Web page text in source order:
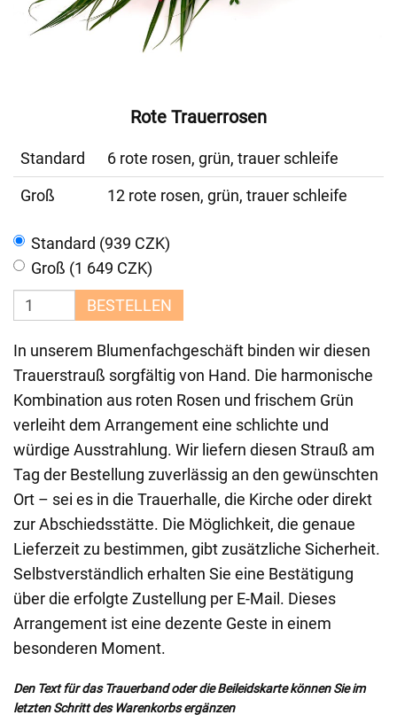
Rote Trauerrosen
Standard
6 rote rosen, grün, trauer schleife
Groß
12 rote rosen, grün, trauer schleife
Standard (939 CZK)
Groß (1 649 CZK)
BESTELLEN
In unserem Blumenfachgeschäft binden wir diesen
Trauerstrauß sorgfältig von Hand. Die harmonische
Kombination aus roten Rosen und frischem Grün
verleiht dem Arrangement eine schlichte und
würdige Ausstrahlung. Wir liefern diesen Strauß am
Tag der Bestellung zuverlässig an den gewünschten
Ort – sei es in die Trauerhalle, die Kirche oder direkt
zur Abschiedsstätte. Die Möglichkeit, die genaue
Lieferzeit zu bestimmen, gibt zusätzliche Sicherheit.
Selbstverständlich erhalten Sie eine Bestätigung
über die erfolgte Zustellung per E-Mail. Dieses
Arrangement ist eine dezente Geste in einem
besonderen Moment.
Den Text für das Trauerband oder die Beileidskarte können Sie im
letzten Schritt des Warenkorbs ergänzen